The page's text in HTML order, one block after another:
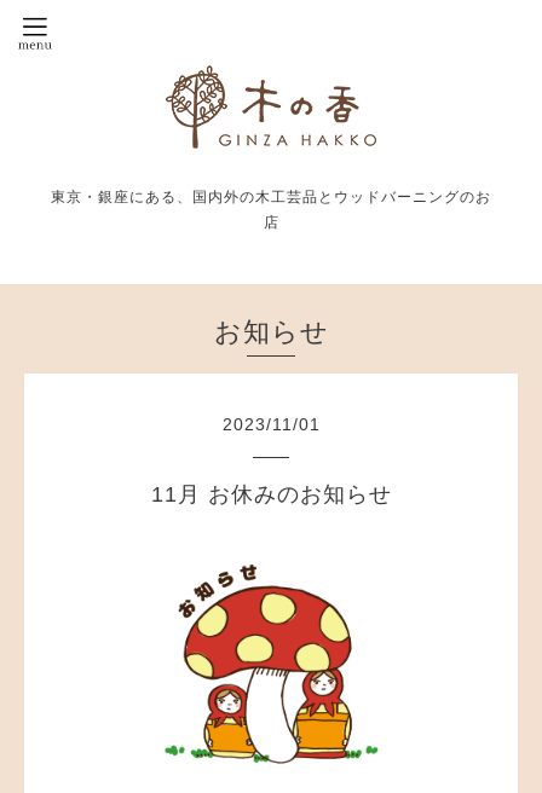
東京・銀座にある、国内外の木工芸品とウッドバーニングのお
店
お知らせ
2023/11 /01
11月 お休みのお知らせ